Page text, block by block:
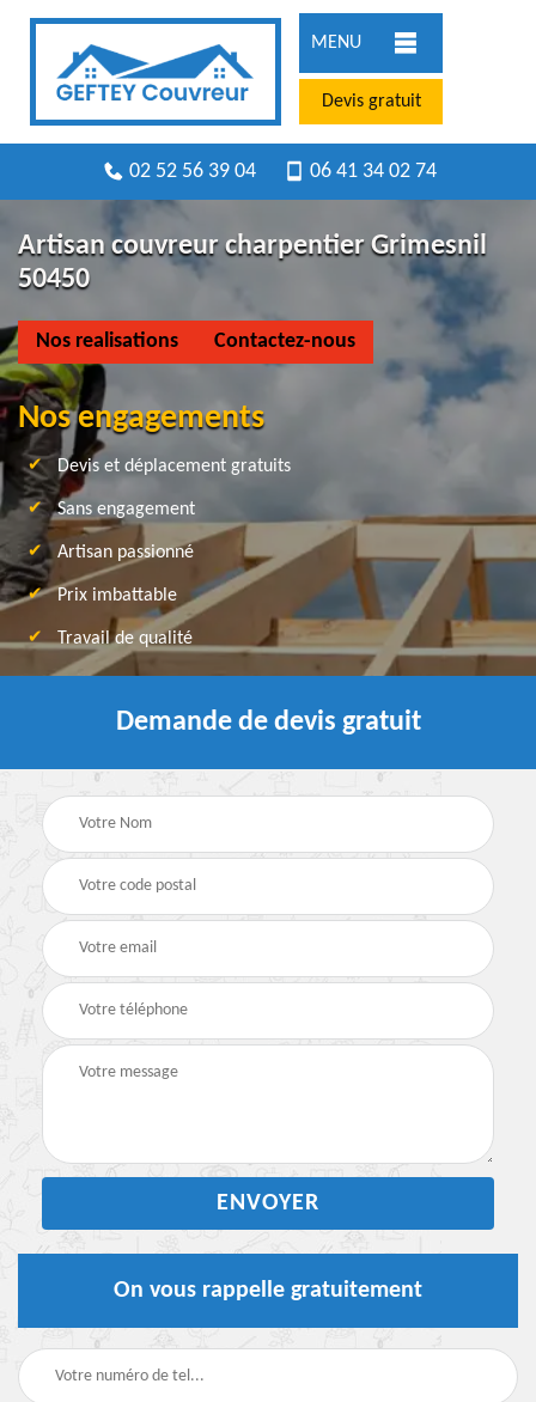
MENU
Devis gratuit
02 52 56 39 04 06 41 34 02 74
Artisan couvreur charpentier Grimesnil
50450
Nos realisations Contactez-nous
Nos engagements
Devis et déplacement gratuits
Sans engagement
Artisan passionné
Prix imbattable
Travail de qualité
Demande de devis gratuit
On vous rappelle gratuitement